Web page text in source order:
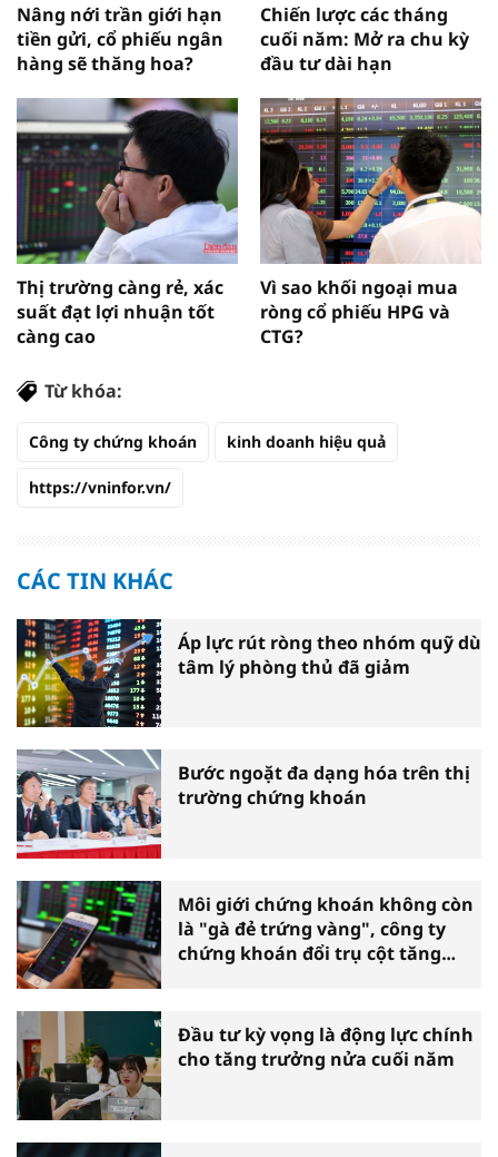
Nâng nới trần giới hạn
tiền gửi, cổ phiếu ngân
hàng sẽ thăng hoa?
Chiến lược các tháng
cuối năm: Mở ra chu kỳ
đầu tư dài hạn
Thị trường càng rẻ, xác
suất đạt lợi nhuận tốt
càng cao
Vì sao khối ngoại mua
ròng cổ phiếu HPG và
CTG?
Từ khóa:
Công ty chứng khoán kinh doanh hiệu quả
https://vninfor.vn/
CÁC TIN KHÁC
Áp lực rút ròng theo nhóm quỹ dù
tâm lý phòng thủ đã giảm
Bước ngoặt đa dạng hóa trên thị
trường chứng khoán
Môi giới chứng khoán không còn
là "gà đẻ trứng vàng", công ty
chứng khoán đổi trụ cột tăng
Đầu tư kỳ vọng là động lực chính
cho tăng trưởng nửa cuối năm